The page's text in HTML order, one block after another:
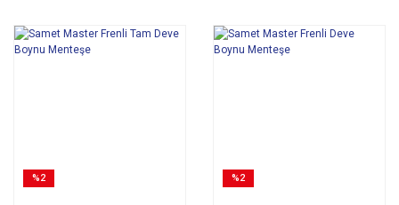
%2 %2